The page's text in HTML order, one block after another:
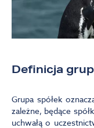
Definicja
Grupa spółek
zależne, będące
uchwałą o